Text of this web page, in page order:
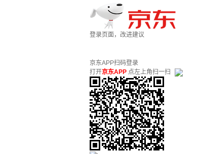
登录页面，改进建议
京东APP扫码登录
打开京东APP 点左上角扫一扫